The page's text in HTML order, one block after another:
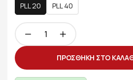
PLL 20 PLL 40
ΠΡΟΣΘΗΚΗ ΣΤΟ